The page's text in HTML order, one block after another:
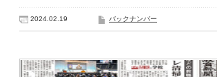
2024.02.19 バックナンバー